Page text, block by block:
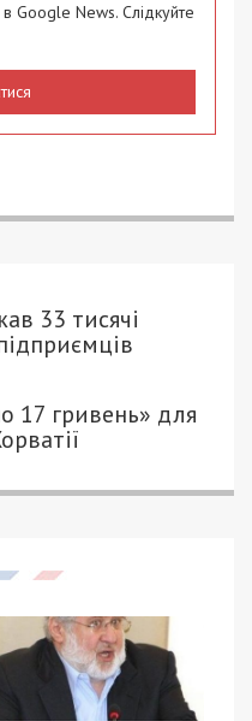
Google News. Слідкуйте
33 тисячі
17 гривень» для